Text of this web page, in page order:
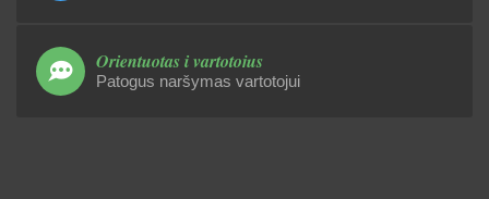
Orientuotas į vartotojus
Patogus naršymas vartotojui